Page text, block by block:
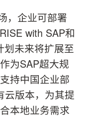
，企业可部署
with SAP和
划未来将扩展至
为SAP超大规
持中国企业部
云版本，为其提
本地业务需求